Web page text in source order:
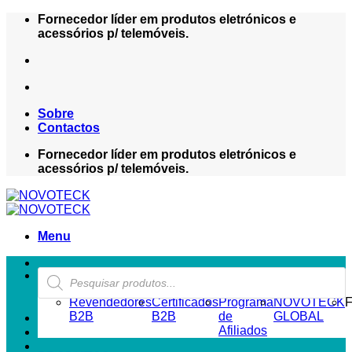
Skip
Fornecedor líder em produtos eletrónicos e
acessórios p/ telemóveis.
Sobre
Contactos
Fornecedor líder em produtos eletrónicos e
acessórios p/ telemóveis.
Menu
Products
search
ZONA REVENDEDOR-B2B
Revendedores
B2B
Certificados
B2B
Programa
de
Afiliados
NOVOTECK
GLOBAL